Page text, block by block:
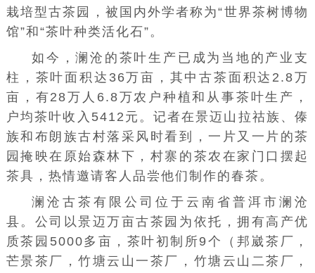
栽培型古茶园，被国内外学者称为“世界茶树博物
馆”和“茶叶种类活化石”。
如今，澜沧的茶叶生产已成为当地的产业支
柱，茶叶面积达36万亩，其中古茶面积达2.8万
亩，有28万人6.8万农户种植和从事茶叶生产，
户均茶叶收入5412元。记者在景迈山拉祜族、傣
族和布朗族古村落采风时看到，一片又一片的茶
园掩映在原始森林下，村寨的茶农在家门口摆起
茶具，热情邀请客人品尝他们制作的春茶。
澜沧古茶有限公司位于云南省普洱市澜沧
县。公司以景迈万亩古茶园为依托，拥有高产优
质茶园5000多亩，茶叶初制所9个（邦崴茶厂，
芒景茶厂，竹塘云山一茶厂，竹塘云山二茶厂，